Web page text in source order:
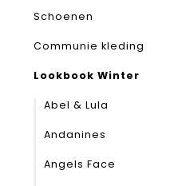
Schoenen
Communie kleding
Lookbook Winter
Abel & Lula
Andanines
Angels Face